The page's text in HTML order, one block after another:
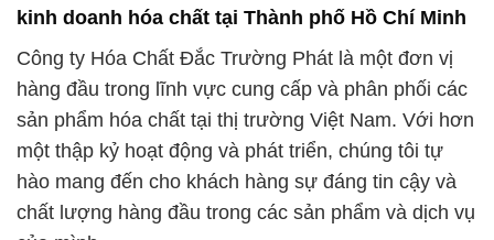
kinh doanh hóa chất tại Thành phố Hồ Chí Minh
Công ty Hóa Chất Đắc Trường Phát là một đơn vị
hàng đầu trong lĩnh vực cung cấp và phân phối các
sản phẩm hóa chất tại thị trường Việt Nam. Với hơn
một thập kỷ hoạt động và phát triển, chúng tôi tự
hào mang đến cho khách hàng sự đáng tin cậy và
chất lượng hàng đầu trong các sản phẩm và dịch vụ